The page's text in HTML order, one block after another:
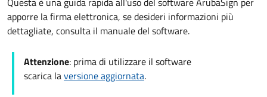
apporre la firma elettronica, se desideri informazioni più
dettagliate, consulta il manuale del software.
Attenzione: prima di utilizzare il software
scarica laversione aggiornata.